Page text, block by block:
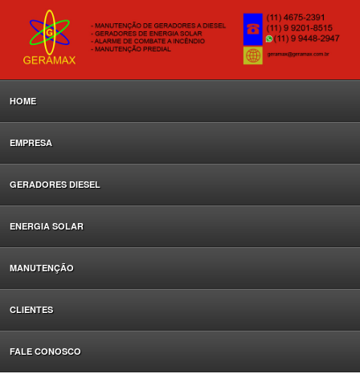
HOME
EMPRESA
GERADORES DIESEL
ENERGIA SOLAR
MANUTENÇÃO
CLIENTES
FALE CONOSCO